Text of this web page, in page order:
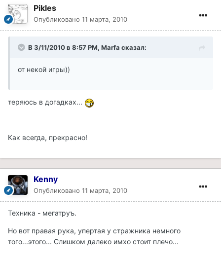
Pikles
Опубликовано 11 марта, 2010
В 3/11/2010 в 8:57 PM, Marfa сказал:
от некой игры))
теряюсь в догадках...
Как всегда, прекрасно!
Kenny
Опубликовано 11 марта, 2010
Техника - мегатруъ.
Но вот правая рука, упертая у стражника немного
того...этого... Слишком далеко имхо стоит плечо...